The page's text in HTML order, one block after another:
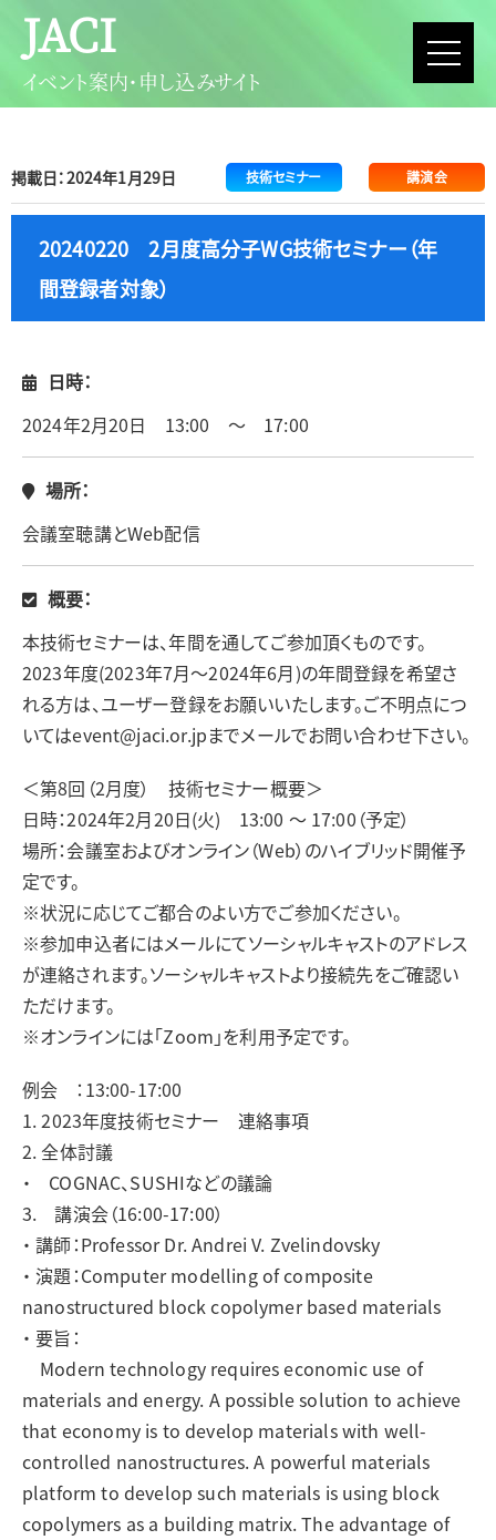
JACI
イベント案内・申し込みサイト
掲載日：2024年1月29日 技術セミナー 講演会
20240220 2月度高分子WG技術セミナー（年
間登録者対象）
日時：
2024年2月20日 13:00 ～ 17:00
場所：
会議室聴講とWeb配信
概要：
本技術セミナーは、年間を通してご参加頂くものです。
2023年度(2023年7月～2024年6月)の年間登録を希望さ
れる方は、ユーザー登録をお願いいたします。ご不明点につ
いてはevent@jaci.or.jpまでメールでお問い合わせ下さい。
＜第8回（2月度） 技術セミナー概要＞
日時：2024年2月20日(火) 13:00 ～ 17:00（予定）
場所：会議室およびオンライン（Web）のハイブリッド開催予
定です。
※状況に応じてご都合のよい方でご参加ください。
※参加申込者にはメールにてソーシャルキャストのアドレス
が連絡されます。ソーシャルキャストより接続先をご確認い
ただけます。
※オンラインには「Zoom」を利用予定です。
例会 ：13:00-17:00
1. 2023年度技術セミナー 連絡事項
2. 全体討議
・ COGNAC、SUSHIなどの議論
3. 講演会（16:00-17:00）
・ 講師：Professor Dr. Andrei V. Zvelindovsky
・ 演題：Computer modelling of composite
nanostructured block copolymer based materials
・ 要旨：
Modern technology requires economic use of
materials and energy. A possible solution to achieve
that economy is to develop materials with well-
controlled nanostructures. A powerful materials
platform to develop such materials is using block
copolymers as a building matrix. The advantage of